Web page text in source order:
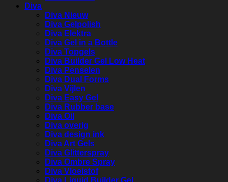
Diva
Diva Nieuw
Diva Gelpolish
Diva Elektra
Diva Gel in a Bottle
Diva Topgels
Diva Builder Gel Low Heat
Diva Penselen
Diva Dual Forms
Diva Vijlen
Diva Easy Gel
Diva Rubber base
Diva Oil
Diva overig
Diva design ink
Diva Art Gels
Diva Glitterspray
Diva Ombre Spray
Diva Vloeistof